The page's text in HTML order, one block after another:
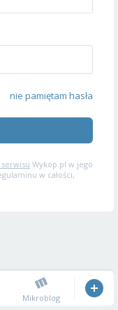
nie pamiętam hasła
Wykop.pl w jego
w całości,
Mikroblog